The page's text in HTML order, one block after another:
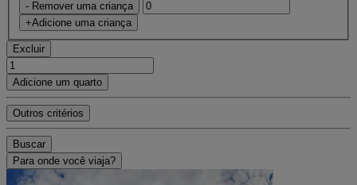
- Remover uma criança
+Adicione uma criança
Excluir
Adicione um quarto
Outros critérios
Buscar
Para onde você viaja?